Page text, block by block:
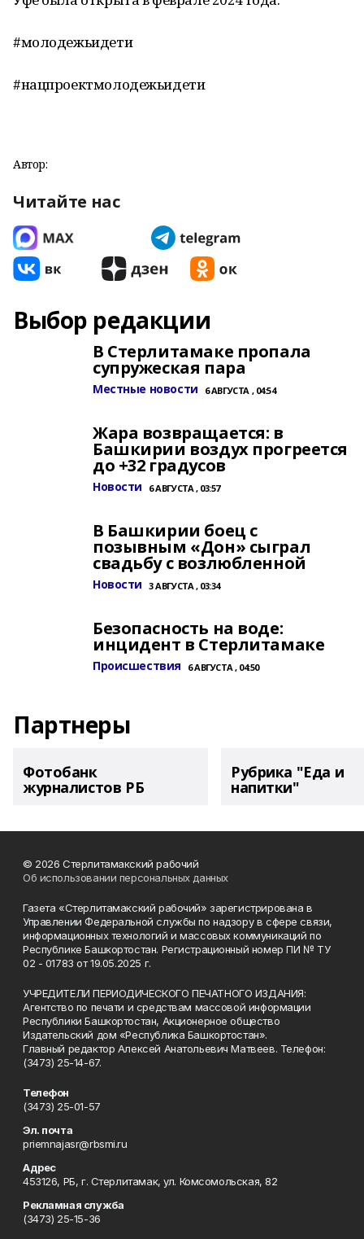
#молодежьидети
#нацпроектмолодежьидети
Автор:
Читайте нас
Выбор редакции
В Стерлитамаке пропала
супружеская пара
Местные новости 6 АВГУСТА , 04:54
Жара возвращается: в
Башкирии воздух прогреется
до +32 градусов
Новости 6 АВГУСТА , 03:57
В Башкирии боец с
позывным «Дон» сыграл
свадьбу с возлюбленной
Новости 3 АВГУСТА , 03:34
Безопасность на воде:
инцидент в Стерлитамаке
Происшествия 6 АВГУСТА , 04:50
Партнеры
Фотобанк
журналистов РБ
Рубрика "Еда и
напитки"
© 2026 Стерлитамакский рабочий
Об использовании персональных данных
Газета «Стерлитамакский рабочий» зарегистрирована в
Управлении Федеральной службы по надзору в сфере связи,
информационных технологий и массовых коммуникаций по
Республике Башкортостан. Регистрационный номер ПИ № ТУ
02 - 01783 от 19.05.2025 г.
УЧРЕДИТЕЛИ ПЕРИОДИЧЕСКОГО ПЕЧАТНОГО ИЗДАНИЯ:
Агентство по печати и средствам массовой информации
Республики Башкортостан, Акционерное общество
Издательский дом «Республика Башкортостан».
Главный редактор Алексей Анатольевич Матвеев. Телефон:
(3473) 25-14-67.
Телефон
(3473) 25-01-57
Эл. почта
priemnajasr@rbsmi.ru
Адрес
453126, РБ, г. Стерлитамак, ул. Комсомольская, 82
Рекламная служба
(3473) 25-15-36